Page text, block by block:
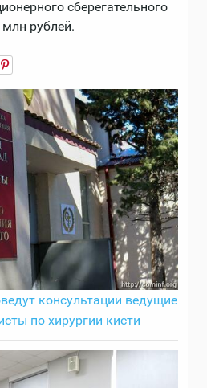
сберегательного
рублей.
консультации ведущие
по хирургии кисти